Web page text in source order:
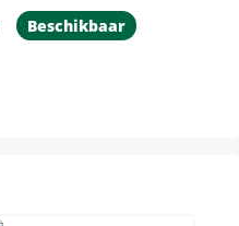
Beschikbaar